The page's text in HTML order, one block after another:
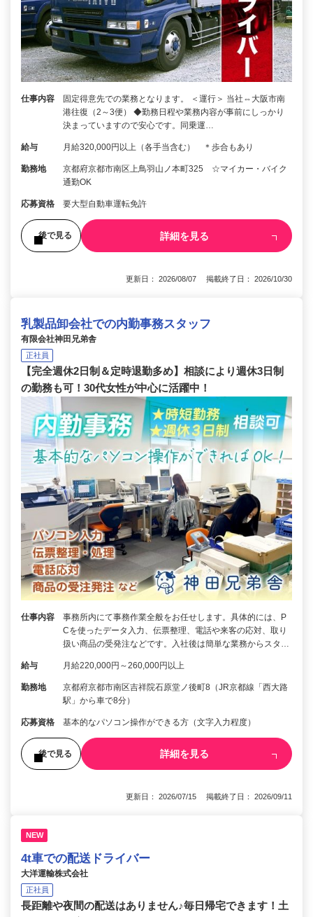
仕事内容
固定得意先での業務となります。 ＜運行＞ 当社⇔大阪市南
港往復（2～3便） ◆勤務日程や業務内容が事前にしっかり
決まっていますので安心です。同乗運…
給与 月給320,000円以上（各手当含む） ＊歩合もあり
勤務地
京都府京都市南区上鳥羽山ノ本町325 ☆マイカー・バイク
通勤OK
応募資格 要大型自動車運転免許
後で見る 詳細を見る
更新日： 2026/08/07 掲載終了日： 2026/10/30
乳製品卸会社での内勤事務スタッフ
有限会社神田兄弟舎
正社員
【完全週休2日制＆定時退勤多め】相談により週休3日制
の勤務も可！30代女性が中心に活躍中！
仕事内容
事務所内にて事務作業全般をお任せします。具体的には、P
Cを使ったデータ入力、伝票整理、電話や来客の応対、取り
扱い商品の受発注などです。入社後は簡単な業務からスタ…
給与 月給220,000円～260,000円以上
勤務地
京都府京都市南区吉祥院石原堂ノ後町8（JR京都線「西大路
駅」から車で8分）
応募資格 基本的なパソコン操作ができる方（文字入力程度）
後で見る 詳細を見る
更新日： 2026/07/15 掲載終了日： 2026/09/11
NEW
4t車での配送ドライバー
大洋運輸株式会社
正社員
長距離や夜間の配送はありません♪毎日帰宅できます！土